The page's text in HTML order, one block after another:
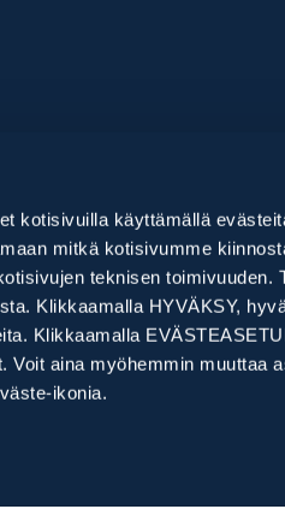
kotisivuilla käyttämällä
mitkä kotisivumme
teknisen toimivuuden.
Klikkaamalla HYVÄKSY,
Klikkaamalla
aina myöhemmin muuttaa
ikonia.
(FTO)
ja patentoitavuus
+
ja rekisteröinti
(Domain)
ja valvonta +
luominen
+
ja sopimusten laadinta